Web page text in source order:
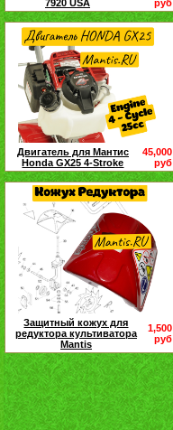
7920 USA руб
Двигатель для Мантис
Honda GX25 4-Stroke
45,000
руб
Защитный кожух для
редуктора культиватора
Mantis
1,500
руб